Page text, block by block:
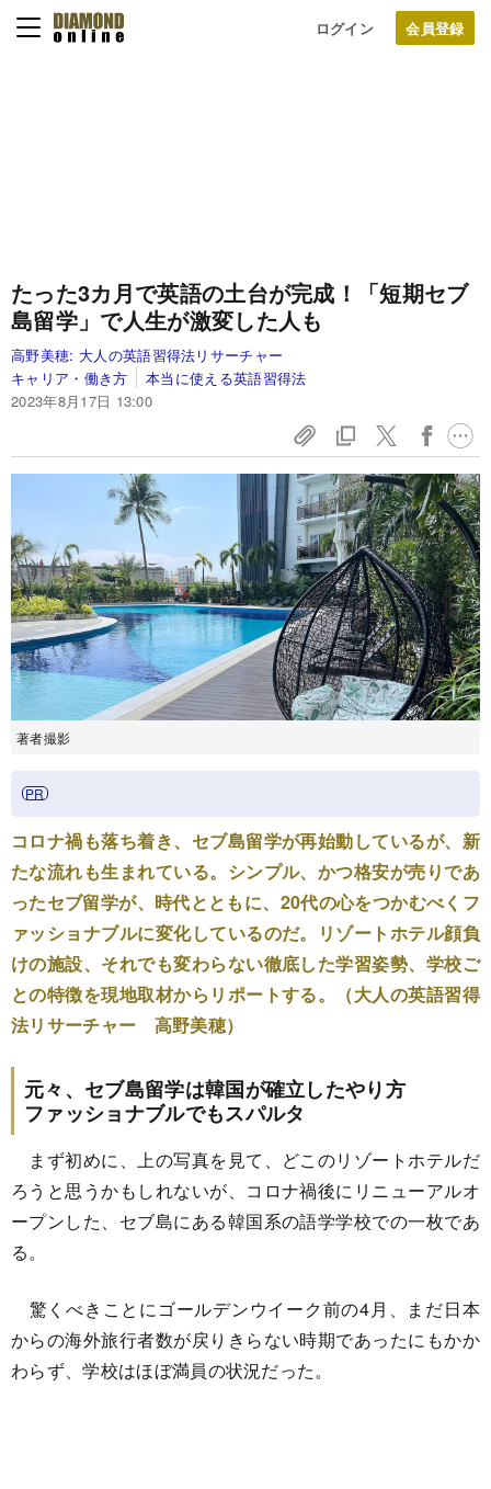
ログイン
たった3カ月で英語の土台が完成！「短期セブ
島留学」で人生が激変した人も
高野美穂: 大人の英語習得法リサーチャー
キャリア・働き方
本当に使える英語習得法
2023年8月17日 13:00
著者撮影
コロナ禍も落ち着き、セブ島留学が再始動しているが、新
たな流れも生まれている。シンプル、かつ格安が売りであ
ったセブ留学が、時代とともに、20代の心をつかむべくフ
ァッショナブルに変化しているのだ。リゾートホテル顔負
けの施設、それでも変わらない徹底した学習姿勢、学校ご
との特徴を現地取材からリポートする。（大人の英語習得
法リサーチャー 高野美穂）
元々、セブ島留学は韓国が確立したやり方
ファッショナブルでもスパルタ
まず初めに、上の写真を見て、どこのリゾートホテルだ
ろうと思うかもしれないが、コロナ禍後にリニューアルオ
ープンした、セブ島にある韓国系の語学学校での一枚であ
る。
驚くべきことにゴールデンウイーク前の4月、まだ日本
からの海外旅行者数が戻りきらない時期であったにもかか
わらず、学校はほぼ満員の状況だった。